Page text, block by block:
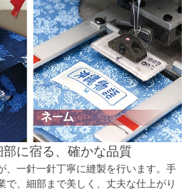
に宿る、確かな品質
、一針一針丁寧に縫製を行います。手
で、細部まで美しく、丈夫な仕上がり